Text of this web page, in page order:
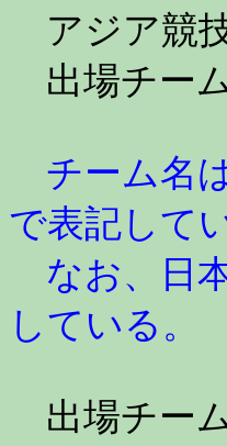
アジア競
出場チー
チーム名
で表記して
なお、日
している。
出場チー